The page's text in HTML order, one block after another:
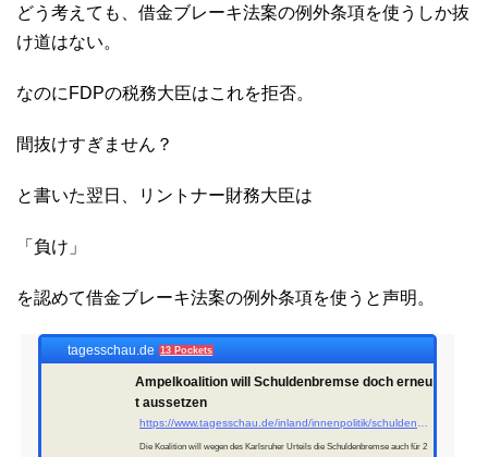
どう考えても、借金ブレーキ法案の例外条項を使うしか抜
け道はない。
なのにFDPの税務大臣はこれを拒否。
間抜けすぎません？
と書いた翌日、リントナー財務大臣は
「負け」
を認めて借金ブレーキ法案の例外条項を使うと声明。
tagesschau.de 13 Pockets
Ampelkoalition will Schuldenbremse doch erneu
t aussetzen
Die Koalition will wegen des Karlsruher Urteils die Schuldenbremse auch für 2